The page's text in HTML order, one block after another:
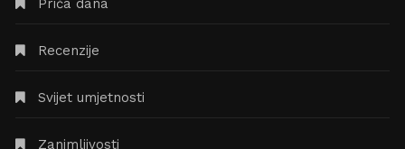
Priča dana
Recenzije
Svijet umjetnosti
Zanimljivosti